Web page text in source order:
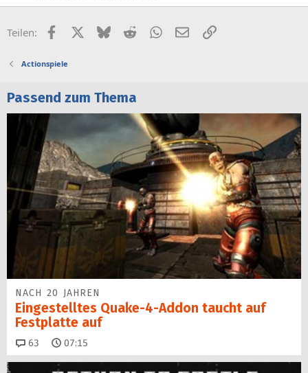
Teilen: FacebookX (Twitter)
BlueskyRedditWhatsApp
E-MailLink
Actionspiele
Passend zum Thema
NACH 20 JAHREN
Eingestelltes Quake-4-Addon taucht auf
Festplatte auf
63 Kommentare
07:15